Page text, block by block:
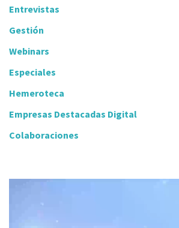
Entrevistas
Gestión
Webinars
Especiales
Hemeroteca
Empresas Destacadas Digital
Colaboraciones